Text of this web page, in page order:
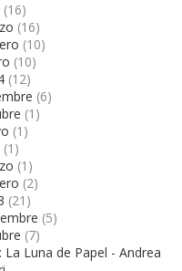
(16)
(16)
(10)
(10)
(12)
(6)
(1)
(1)
(1)
(1)
(2)
(21)
(5)
(7)
La Luna de Papel - Andrea